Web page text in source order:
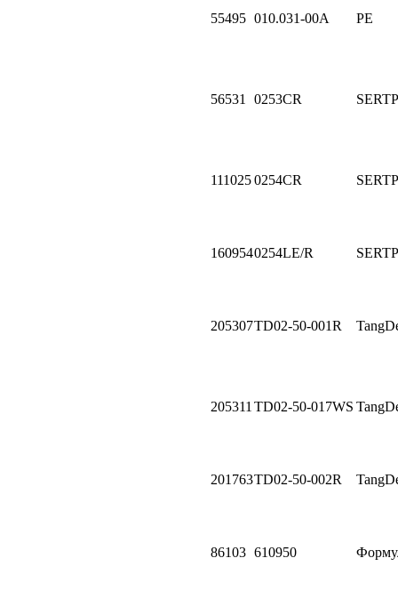
55495 010.031-00A PE
56531 0253CR
1110250254CR
1609540254LE/R
205307TD02-50-001R
205311 TD02-50-017WS
201763TD02-50-002R
86103 610950